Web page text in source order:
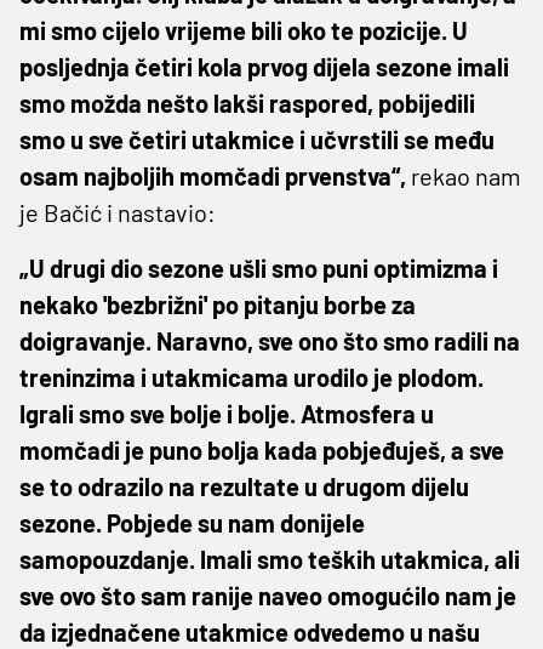
mi smo cijelo vrijeme bili oko te pozicije. U
posljednja četiri kola prvog dijela sezone imali
smo možda nešto lakši raspored, pobijedili
smo u sve četiri utakmice i učvrstili se među
osam najboljih momčadi prvenstva“, rekao nam
je Bačić i nastavio:
„U drugi dio sezone ušli smo puni optimizma i
nekako 'bezbrižni' po pitanju borbe za
doigravanje. Naravno, sve ono što smo radili na
treninzima i utakmicama urodilo je plodom.
Igrali smo sve bolje i bolje. Atmosfera u
momčadi je puno bolja kada pobjeđuješ, a sve
se to odrazilo na rezultate u drugom dijelu
sezone. Pobjede su nam donijele
samopouzdanje. Imali smo teških utakmica, ali
sve ovo što sam ranije naveo omogućilo nam je
da izjednačene utakmice odvedemo u našu